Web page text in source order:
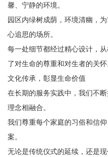
馨、宁静的环境。
园区内绿树成荫，环境清幽，
心追思的场所。
每一处细节都经过精心设计，
了对生命的尊重和对生者的关怀
文化传承，彰显生命价值
在长期的服务实践中，我们不
理念相融合。
我们尊重每个家庭的习俗和信
案。
无论是传统仪式的延续，还是